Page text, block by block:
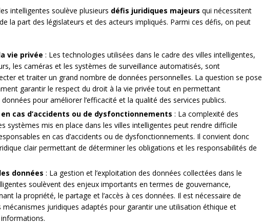
intelligentes soulève plusieurs défis juridiques majeurs qui nécessitent
la part des législateurs et des acteurs impliqués. Parmi ces défis, on peut
vie privée : Les technologies utilisées dans le cadre des villes intelligentes,
les caméras et les systèmes de surveillance automatisés, sont
et traiter un grand nombre de données personnelles. La question se pose
garantir le respect du droit à la vie privée tout en permettant
pour améliorer l’efficacité et la qualité des services publics.
cas d’accidents ou de dysfonctionnements : La complexité des
systèmes mis en place dans les villes intelligentes peut rendre difficile
en cas d’accidents ou de dysfonctionnements. Il convient donc
clair permettant de déterminer les obligations et les responsabilités de
données : La gestion et l’exploitation des données collectées dans le
soulèvent des enjeux importants en termes de gouvernance,
la propriété, le partage et l’accès à ces données. Il est nécessaire de
juridiques adaptés pour garantir une utilisation éthique et